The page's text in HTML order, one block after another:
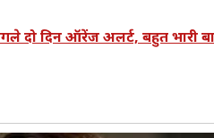
दिन ऑरेंज अलर्ट, बहुत भारी